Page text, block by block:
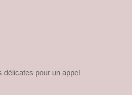
délicates pour un appel